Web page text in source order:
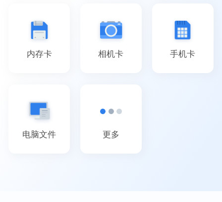
内存卡 相机卡 手机卡
电脑文件 更多